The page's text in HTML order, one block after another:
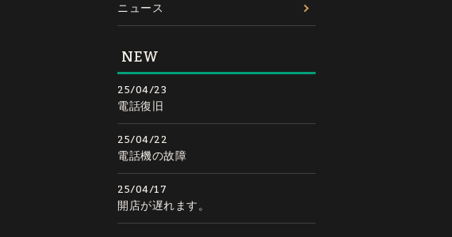
ニュース
NEW
25/04/23
電話復旧
25/04/22
電話機の故障
25/04/17
開店が遅れます。